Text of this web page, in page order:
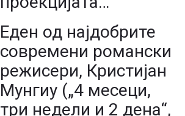
Еден од најдобрите
современи романски
режисери, Кристијан
Мунгиу („4 месеци,
три недели и 2 дена“,